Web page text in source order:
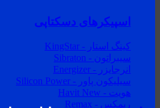
اسپیکرهای دسکتاپی
کینگ استار - KingStar
سیبراتون - Sibraton
انرجایزر - Energizer
سیلیکون پاور - Silicon Power
هویت - Havit
ریمکس - Remax